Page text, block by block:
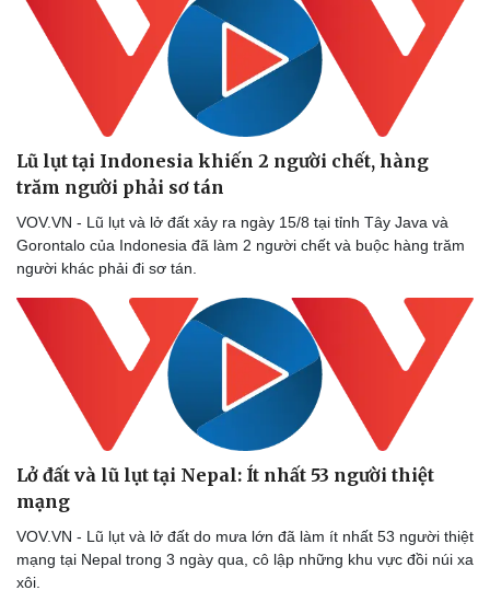
Kinh tế
Lũ lụt tại Indonesia khiến 2 người chết, hàng
trăm người phải sơ tán
VOV.VN - Lũ lụt và lở đất xảy ra ngày 15/8 tại tỉnh Tây Java và
Gorontalo của Indonesia đã làm 2 người chết và buộc hàng trăm
người khác phải đi sơ tán.
Lở đất và lũ lụt tại Nepal: Ít nhất 53 người thiệt
mạng
VOV.VN - Lũ lụt và lở đất do mưa lớn đã làm ít nhất 53 người thiệt
mạng tại Nepal trong 3 ngày qua, cô lập những khu vực đồi núi xa
xôi.